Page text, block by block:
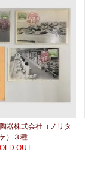
器株式会社（ノリタ
）３種
OUT